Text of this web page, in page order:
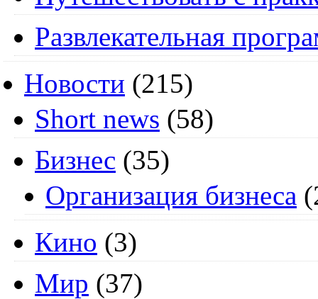
Развлекательная
Новости (215)
Short news (58)
Бизнес (35)
Организация бизнеса
Кино (3)
Мир (37)